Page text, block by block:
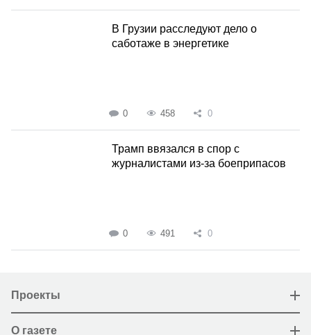
В Грузии расследуют дело о
саботаже в энергетике
0 458 0
Трамп ввязался в спор с
журналистами из-за боеприпасов
0 491 0
Проекты
О газете